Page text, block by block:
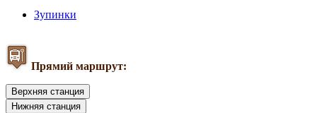
Зупинки
Прямий маршрут:
Верхняя станция
Нижняя станция